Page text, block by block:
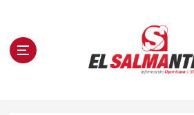
n El Salmantino -